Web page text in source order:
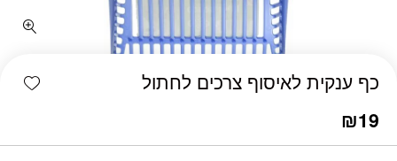
כף ענקית לאיסוף צרכים לחתול
₪19